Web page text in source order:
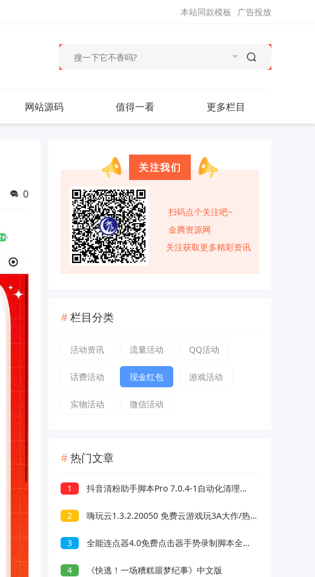
广告投放
本站同款模板
网站源码 值得一看 更多栏目
0
关注我们
扫码点个关注吧~
金腾资源网
关注获取更多精彩资讯
栏目分类
活动资讯 流量活动 QQ活动
话费活动 现金红包 游戏活动
实物活动 微信活动
热门文章
1 抖音清粉助手脚本Pro 7.0.4-1自动化清理抖音关注和粉丝
2 嗨玩云1.3.2.20050 免费云游戏玩3A大作/热门游戏 无延迟免下载
3 全能连点器4.0免费点击器手势录制脚本全自动
4 《快逃！一场糟糕噩梦纪事》中文版